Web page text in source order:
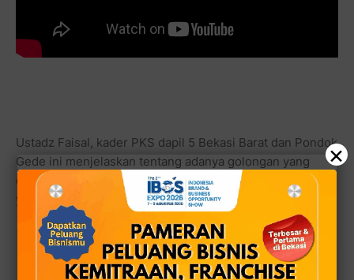
Ustadz Faisal, kader PKS dapil 5 Bekasi Barat dan Pondok
Gede ini menjelaskan tentang adanya golongan yang
dirindukan oleh surga kehadirannya. Siapakah golongan
yang dirindukan oleh Surga?
Baca juga:
Masjid Akan Jadi Pusat
Pemerintahan dan Peradaban Adalah Satu
×